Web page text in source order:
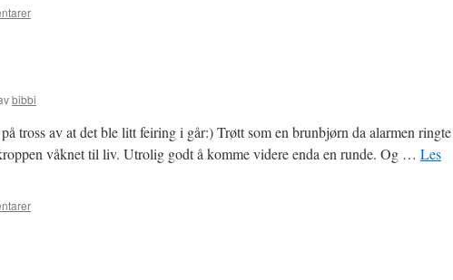
bibbi
tross av at det ble litt feiring i går:) Trøtt som en brunbjørn da alarmen ringte
våknet til liv. Utrolig godt å komme videre enda en runde. Og … Les